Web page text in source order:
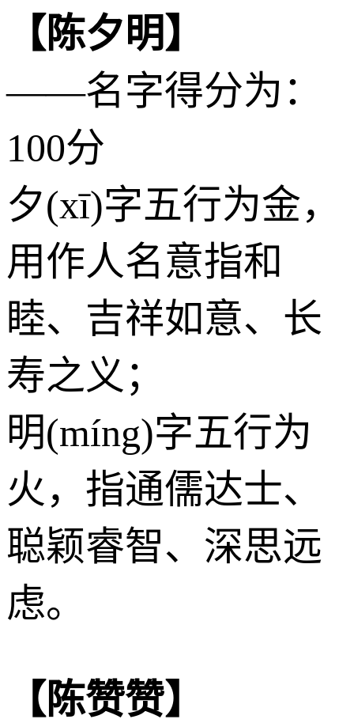
【陈夕明】
——名字得分为：
100分
夕(xī)字五行为金，
用作人名意指和
睦、吉祥如意、长
寿之义；
明(míng)字五行为
火 ，指通儒达士、
聪颖睿智、深思远
虑。
【陈赞赞】